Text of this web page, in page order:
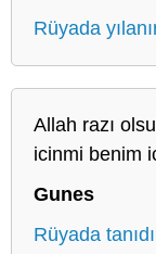
Rüyada
Allah razı
icinmi benim
Gunes
Rüyada